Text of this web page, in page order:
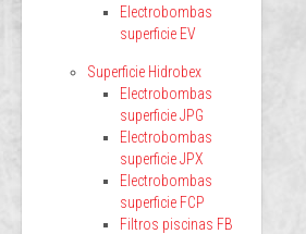
Electrobombas
superficie EV
Superficie Hidrobex
Electrobombas
superficie JPG
Electrobombas
superficie JPX
Electrobombas
superficie FCP
Filtros piscinas FB